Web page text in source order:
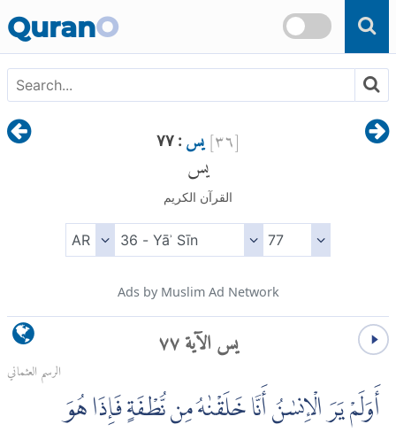
Skip to main content
QuranO
[٣٦]يس : ٧٧ يس
القرآن الكريم
Ads by Muslim Ad Network
يس الآية ٧٧
الرسم العثماني
أَوَلَمْ يَرَ الْإِنسٰنُ أَنَّا خَلَقْنٰهُ مِن نُّطْفَةٍ فَإِذَا هُوَ